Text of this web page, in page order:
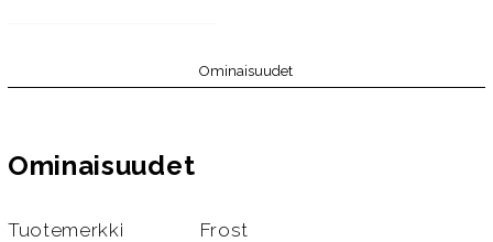
Ominaisuudet
Ominaisuudet
Tuotemerkki Frost